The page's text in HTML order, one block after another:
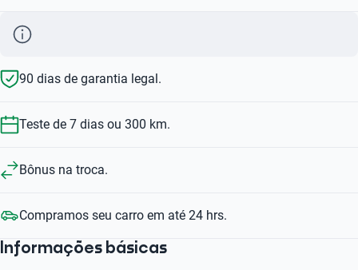
90 dias de garantia legal.
Teste de 7 dias ou 300 km.
Bônus na troca.
Compramos seu carro em até 24 hrs.
Informações básicas